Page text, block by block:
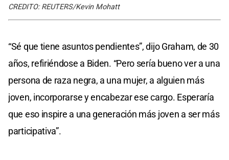
CREDITO: REUTERS/Kevin Mohatt
“Sé que tiene asuntos pendientes”, dijo Graham, de 30
años, refiriéndose a Biden. “Pero sería bueno ver a una
persona de raza negra, a una mujer, a alguien más
joven, incorporarse y encabezar ese cargo. Esperaría
que eso inspire a una generación más joven a ser más
participativa”.